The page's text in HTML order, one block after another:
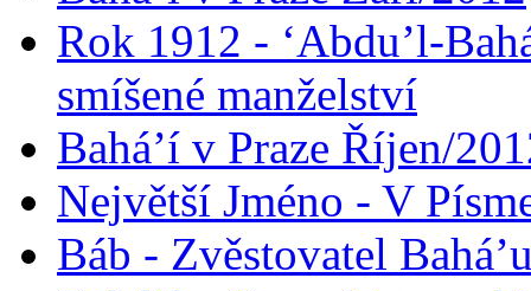
Rok 1912 - ‘Abdu’l-
smíšené manželství
Bahá’í v Praze Říjen/
Největší Jméno - V
Báb - Zvěstovatel